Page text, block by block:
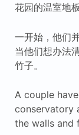
花园的温室地
一开始，他们
当他们想办法
竹子。
A couple
conservatory
the walls and